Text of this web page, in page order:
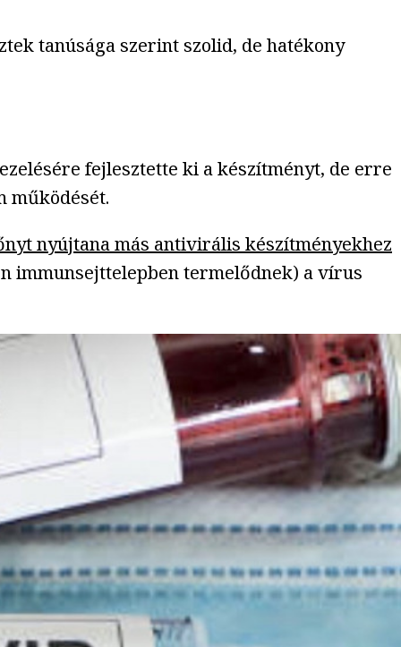
tanúsága szerint szolid, de hatékony
fejlesztette ki a készítményt, de erre
működését.
nyújtana más antivirális készítményekhez
immunsejttelepben termelődnek) a vírus